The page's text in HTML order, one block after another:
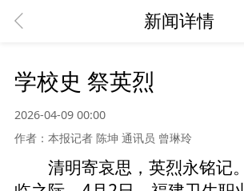
新闻详情
学校史 祭英烈
2026-04-09 00:00
作者：本报记者 陈坤 通讯员 曾琳玲
清明寄哀思，英烈永铭记